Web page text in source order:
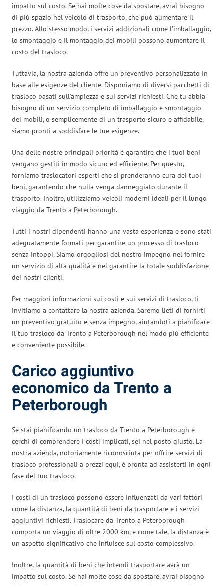
impatto sul costo. Se hai molte cose da spostare, avrai bisogno
di più spazio nel veicolo di trasporto, che può aumentare il
prezzo. Allo stesso modo, i servizi addizionali come l’imballaggio,
lo smontaggio e il montaggio dei mobili possono aumentare il
costo del trasloco.
Tuttavia, la nostra azienda offre un preventivo personalizzato in
base alle esigenze del cliente. Disponiamo di diversi pacchetti di
trasloco basati sull’ampiezza e sui servizi richiesti. Che tu abbia
bisogno di un servizio completo di imballaggio e smontaggio
dei mobili, o semplicemente di un trasporto sicuro e affidabile,
siamo pronti a soddisfare le tue esigenze.
Una delle nostre principali priorità è garantire che i tuoi beni
vengano gestiti in modo sicuro ed efficiente. Per questo,
forniamo traslocatori esperti che si prenderanno cura dei tuoi
beni, garantendo che nulla venga danneggiato durante il
trasporto. Inoltre, utilizziamo veicoli moderni ideali per il lungo
viaggio da Trento a Peterborough.
Tutti i nostri dipendenti hanno una vasta esperienza e sono stati
adeguatamente formati per garantire un processo di trasloco
senza intoppi. Siamo orgogliosi del nostro impegno nel fornire
un servizio di alta qualità e nel garantire la totale soddisfazione
dei nostri clienti.
Per maggiori informazioni sui costi e sui servizi di trasloco, ti
invitiamo a contattare la nostra azienda. Saremo lieti di fornirti
un preventivo gratuito e senza impegno, aiutandoti a pianificare
il tuo trasloco da Trento a Peterborough nel modo più efficiente
e conveniente possibile.
Carico aggiuntivo
economico da Trento a
Peterborough
Se stai pianificando un trasloco da Trento a Peterborough e
cerchi di comprendere i costi implicati, sei nel posto giusto. La
nostra azienda, notoriamente riconosciuta per offrire servizi di
trasloco professionali a prezzi equi, è pronta ad assisterti in ogni
fase del tuo trasloco.
I costi di un trasloco possono essere influenzati da vari fattori
come la distanza, la quantità di beni da trasportare e i servizi
aggiuntivi richiesti. Traslocare da Trento a Peterborough
comporta un viaggio di oltre 2000 km, e come tale, la distanza è
un aspetto significativo che influisce sul costo complessivo.
Inoltre, la quantità di beni che intendi trasportare avrà un
impatto sul costo. Se hai molte cose da spostare, avrai bisogno